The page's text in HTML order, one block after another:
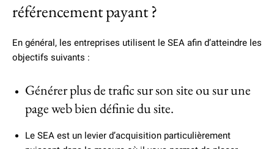
référencement payant ?
En général, les entreprises utilisent le SEA afin d’atteindre les
objectifs suivants :
Générer plus de trafic sur son site ou sur une
page web bien définie du site.
Le SEA est un levier d’acquisition particulièrement